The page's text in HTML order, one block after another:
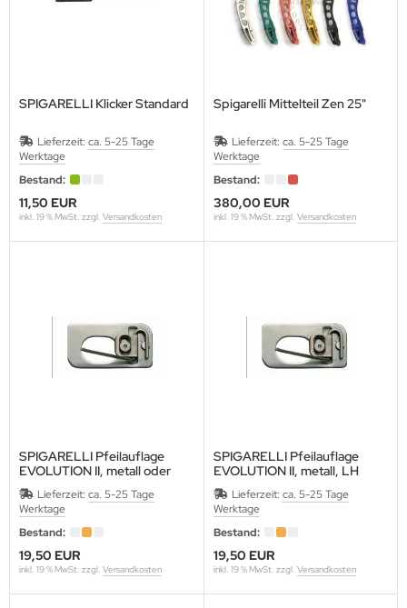
SPIGARELLI Klicker Standard
Lieferzeit: ca. 5-25 Tage
Werktage
Bestand:
11,50 EUR
inkl. 19 % MwSt. zzgl. Versandkosten
Spigarelli Mittelteil Zen 25"
Lieferzeit: ca. 5-25 Tage
Werktage
Bestand:
380,00 EUR
inkl. 19 % MwSt. zzgl. Versandkosten
SPIGARELLI Pfeilauflage
EVOLUTION II, metall oder
carbon, RH
Lieferzeit: ca. 5-25 Tage
Werktage
Bestand:
19,50 EUR
inkl. 19 % MwSt. zzgl. Versandkosten
SPIGARELLI Pfeilauflage
EVOLUTION II, metall, LH
Lieferzeit: ca. 5-25 Tage
Werktage
Bestand:
19,50 EUR
inkl. 19 % MwSt. zzgl. Versandkosten